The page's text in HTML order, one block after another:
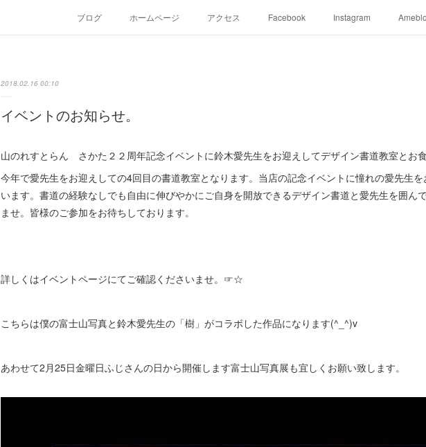
ブログ ホームページ アクセス Facebook Instagram Ameblo
2018.02.16 00:10
イベントのお知らせ。
山のれすとらん さかた２２周年記念イベントに鈴木愛先生をお迎えしてデザイン書道教室とお食
今年で愛先生をお迎えしての4回目の書道教室となります。当店の記念イベントに憧れの愛先生
います。書道の経験なしでも自由に伸びやかにご自身を開放できるデザイン書道と愛先生を囲ん
ませ。皆様のご参加をお待ちしております。
詳しくはイベントページにてご確認くださいませ。☞☆
こちらは僕の富士山写真と鈴木愛先生の「樹」がコラボした作品になります(^_^)v
あわせて2月25日金曜日ふじさんの日から開催します富士山写真展も宜しくお願い致します。